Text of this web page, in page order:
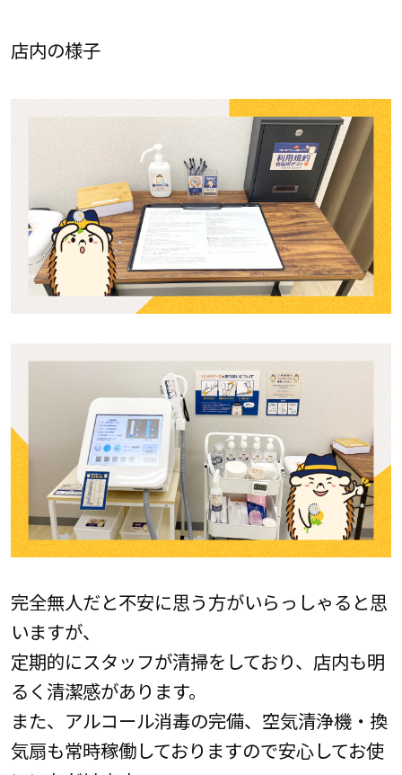
店内の様子
完全無人だと不安に思う方がいらっしゃると思
いますが、
定期的にスタッフが清掃をしており、店内も明
るく清潔感があります。
また、アルコール消毒の完備、空気清浄機・換
気扇も常時稼働しておりますので安心してお使